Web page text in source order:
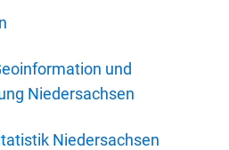
und
Niedersachsen
Niedersachsen